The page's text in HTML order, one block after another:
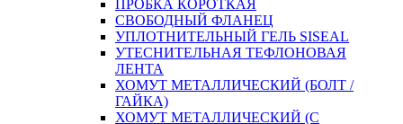
ПРОБКА КОРОТКАЯ
СВОБОДНЫЙ ФЛАНЕЦ
УПЛОТНИТЕЛЬНЫЙ ГЕЛЬ SISEAL
УТЕСНИТЕЛЬНАЯ ТЕФЛОНОВАЯ
ЛЕНТА
ХОМУТ МЕТАЛЛИЧЕСКИЙ (БОЛТ /
ГАЙКА)
ХОМУТ МЕТАЛЛИЧЕСКИЙ (С